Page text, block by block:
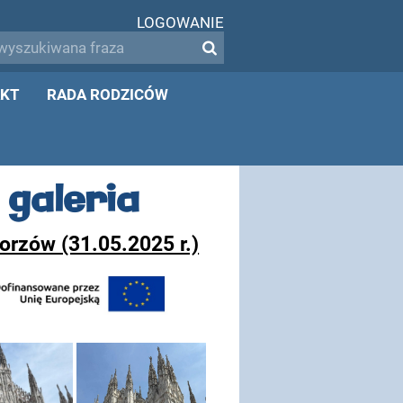
LOGOWANIE
RADA RODZICÓW
(31.05.2025 r.)